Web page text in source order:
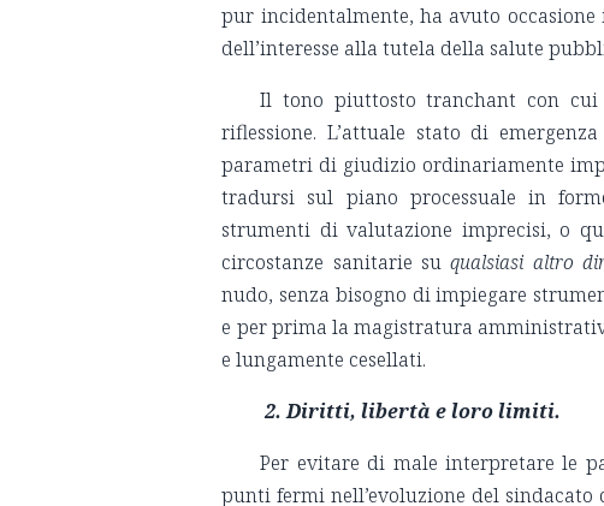
pur incidentalmente, ha avuto
dell’interesse alla tutela della salute
Il tono piuttosto tranchant con cui
riflessione. L’attuale stato di
parametri di giudizio ordinariamente
tradursi sul piano processuale in
strumenti di valutazione imprecisi, o
circostanze sanitarie suqualsiasi altro
nudo, senza bisogno di impiegare
e per prima la magistratura
e lungamente cesellati.
2. Diritti, libertà e loro limiti.
Per evitare di male interpretare le
punti fermi nell’evoluzione del